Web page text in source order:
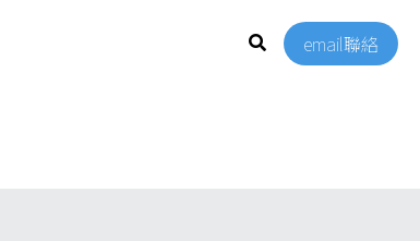
email聯絡